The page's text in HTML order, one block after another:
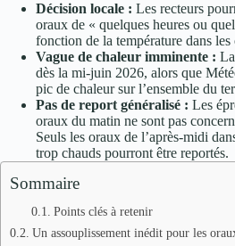
Décision locale : Les recteurs
oraux de « quelques heures ou
fonction de la température dans les
Vague de chaleur imminente :
dès la mi-juin 2026, alors que
pic de chaleur sur l’ensemble du
Pas de report généralisé : Les
oraux du matin ne sont pas
Seuls les oraux de l’après-midi
trop chauds pourront être reportés.
Sommaire
Points clés à retenir
Un assouplissement inédit pour les